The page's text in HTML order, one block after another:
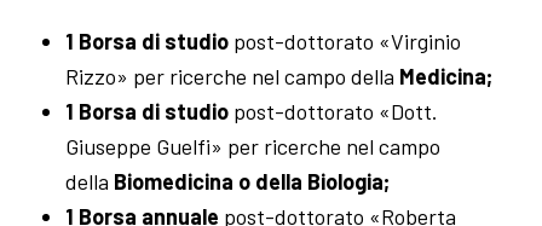
1 Borsa di studio post-dottorato «Virginio
Rizzo» per ricerche nel campo della Medicina;
1 Borsa di studio post-dottorato «Dott.
Giuseppe Guelfi» per ricerche nel campo
della Biomedicina o della Biologia;
1 Borsa annuale post-dottorato «Roberta